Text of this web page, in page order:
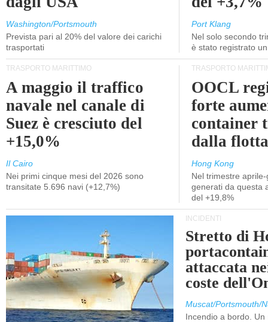
Washington/Portsmouth
Prevista pari al 20% del valore dei carichi
trasportati
Port Klang
Nel solo secondo
è stato registrato
TRASPORTO MARITTIMO
A maggio il traffico
navale nel canale di
Suez è cresciuto del
+15,0%
Il Cairo
Nei primi cinque mesi del 2026 sono
transitate 5.696 navi (+12,7%)
TRASPORTO
OOCL
forte
container
dalla
Hong Kong
Nel trimestre
generati da questa
del +19,8%
INCIDENTI
Stretto di
attaccata
coste
Muscat/Portsmouth/
Incendio a bordo. Un